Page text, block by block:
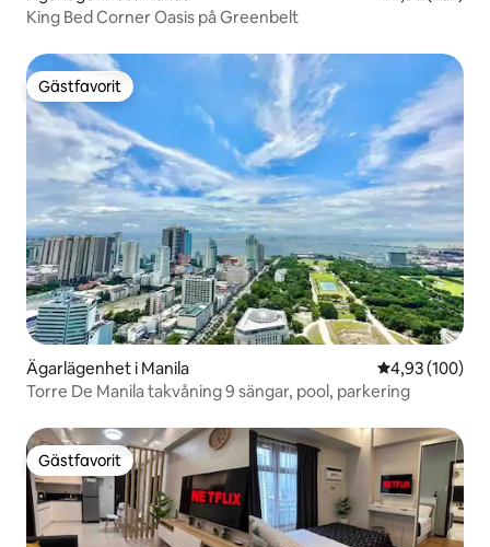
King Bed Corner Oasis på Greenbelt
Gästfavorit
Gästfavorit
Ägarlägenhet i Manila 4,93 av 5 i
4,93 (100)
Torre De Manila takvåning 9 sängar, pool, parkering
Gästfavorit
Gästfavorit